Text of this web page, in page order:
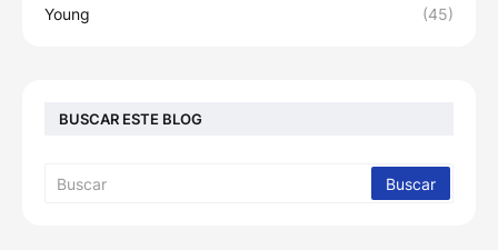
Young (45)
BUSCAR ESTE BLOG